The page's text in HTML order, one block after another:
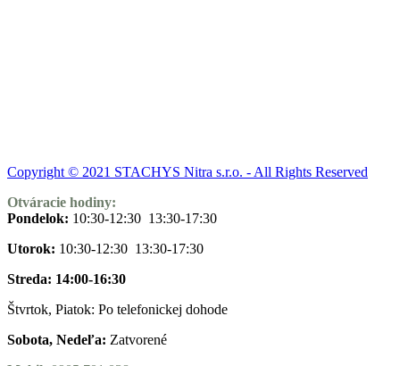
Copyright © 2021 STACHYS Nitra s.r.o. - All Rights Reserved
Otváracie hodiny:
Pondelok: 10:30-12:30 13:30-17:30
Utorok: 10:30-12:30 13:30-17:30
Streda: 14:00-16:30
Štvrtok, Piatok: Po telefonickej dohode
Sobota, Nedeľa: Zatvorené